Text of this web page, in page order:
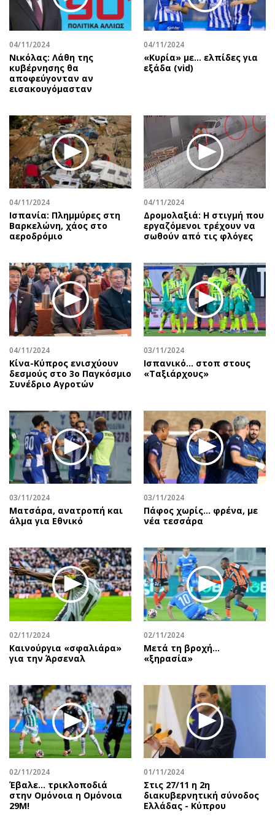
Περιβάλλον
Ελλάδα
Κόσμος
Παράξενα
Πολιτισμός
Σινεμά
Μουσική
Εικαστικά
Βιβλίο
Χειρόγραφα
Ταξίδια
Συνταγές
Έξοδος
Media
Εκπομπές
Uncut
Προσφορές
Προσωπικότητες στην ''Κ''
Επιστολές
04/11/2024
Νικόλας: Λάθη της
κυβέρνησης θα
αποφεύγονταν αν
εισακουγόμασταν
04/11/2024
«Κυρία» με... ελπίδες για
εξάδα (vid)
04/11/2024
Ισπανία: Πλημμύρες στη
Βαρκελώνη, χάος στο
αεροδρόμιο
04/11/2024
Δρομολαξιά: Η στιγμή που
εργαζόμενοι τρέχουν να
σωθούν από τις φλόγες
04/11/2024
Κίνα-Κύπρος ενισχύουν
δεσμούς στο 3ο Παγκόσμιο
Συνέδριο Αγροτών
03/11/2024
Ισπανικό... στοπ στους
«Ταξιάρχους»
03/11/2024
Ματσάρα, ανατροπή και
άλμα για Εθνικό
03/11/2024
Πάφος χωρίς... φρένα, με
νέα τεσσάρα
02/11/2024
Καινούργια «σφαλιάρα»
για την Άρσεναλ
02/11/2024
Μετά τη βροχή…
«ξηρασία»
02/11/2024
Έβαλε… τρικλοποδιά
στην Ομόνοια η Ομόνοια
29Μ!
01/11/2024
Στις 27/11 η 2η
διακυβερνητική σύνοδος
Ελλάδας - Κύπρου